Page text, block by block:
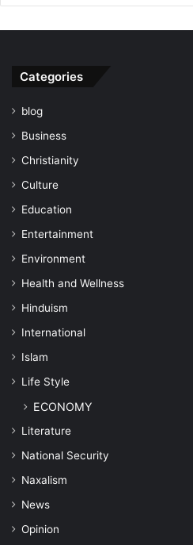
Categories
blog
Business
Christianity
Culture
Education
Entertainment
Environment
Health and Wellness
Hinduism
International
Islam
Life Style
ECONOMY
Literature
National Security
Naxalism
News
Opinion